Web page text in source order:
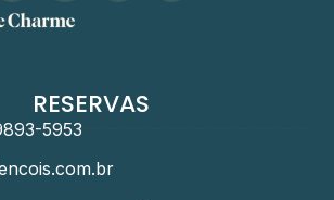
RESERVAS
5953